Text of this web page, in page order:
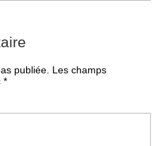
publiée. Les champs
*